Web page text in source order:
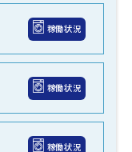
稼働状況
稼働状況
稼働状況